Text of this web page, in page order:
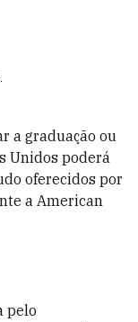
.
a graduação ou
Unidos poderá
oferecidos por
a American
pelo